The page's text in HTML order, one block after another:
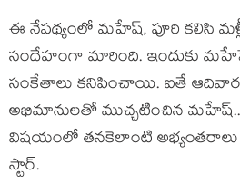
ఈ నేప‌థ్యంలో మ‌హేష్‌, పూరి క‌లిసి
సందేహంగా మారింది. ఇందుకు
సంకేతాలు క‌నిపించాయి. ఐతే
అభిమానుల‌తో ముచ్చ‌టించిన మ‌హేష్‌..
విష‌యంలో త‌న‌కెలాంటి అభ్యంత‌రాలు
స్టార్.